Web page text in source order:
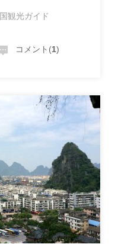
観光ガイド
コメント(1)